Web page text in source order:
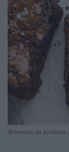
Brownies de avellana